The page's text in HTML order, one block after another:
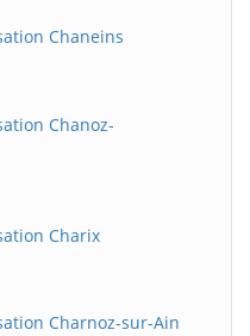
Chaneins
Chanoz-
Charix
Charnoz-sur-Ain